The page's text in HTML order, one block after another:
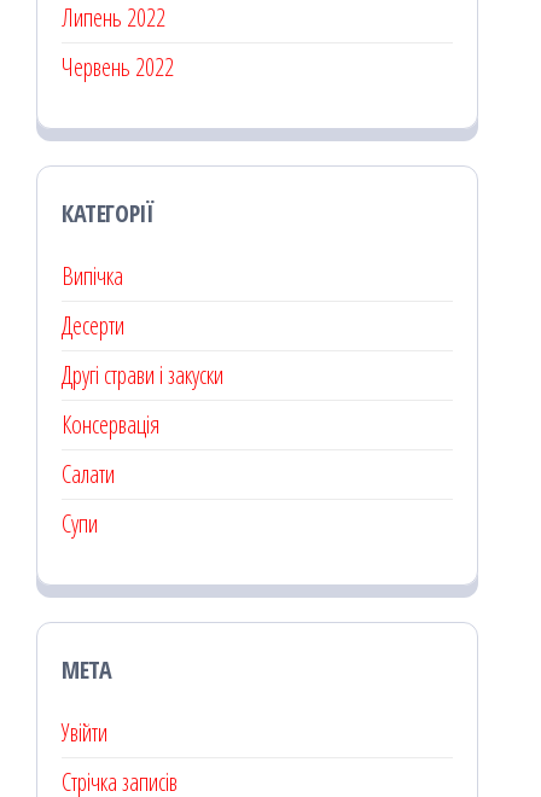
Липень 2022
Червень 2022
КАТЕГОРІЇ
Випічка
Десерти
Другі страви і закуски
Консервація
Салати
Супи
МЕТА
Увійти
Стрічка записів